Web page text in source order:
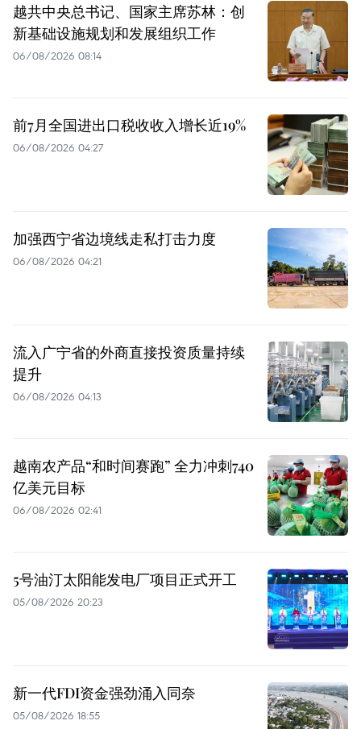
越共中央总书记、国家主席苏林：创
新基础设施规划和发展组织工作
06/08/2026 08:14
前7月全国进出口税收收入增长近19%
06/08/2026 04:27
加强西宁省边境线走私打击力度
06/08/2026 04:21
流入广宁省的外商直接投资质量持续
提升
06/08/2026 04:13
越南农产品“和时间赛跑” 全力冲刺740
亿美元目标
06/08/2026 02:41
5号油汀太阳能发电厂项目正式开工
05/08/2026 20:23
新一代FDI资金强劲涌入同奈
05/08/2026 18:55